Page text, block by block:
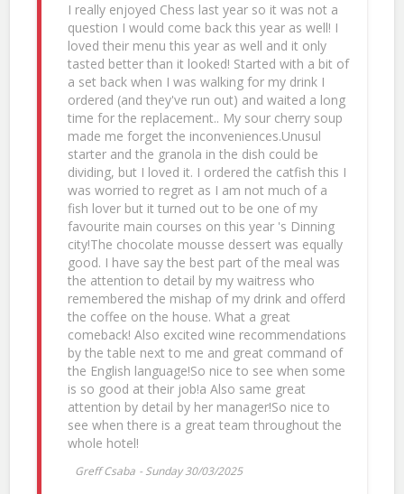
I really enjoyed Chess last year so it was not a
question I would come back this year as well! I
loved their menu this year as well and it only
tasted better than it looked! Started with a bit of
a set back when I was walking for my drink I
ordered (and they've run out) and waited a long
time for the replacement.. My sour cherry soup
made me forget the inconveniences.Unusul
starter and the granola in the dish could be
dividing, but I loved it. I ordered the catfish this I
was worried to regret as I am not much of a
fish lover but it turned out to be one of my
favourite main courses on this year 's Dinning
city!The chocolate mousse dessert was equally
good. I have say the best part of the meal was
the attention to detail by my waitress who
remembered the mishap of my drink and offerd
the coffee on the house. What a great
comeback! Also excited wine recommendations
by the table next to me and great command of
the English language!So nice to see when some
is so good at their job!a Also same great
attention by detail by her manager!So nice to
see when there is a great team throughout the
whole hotel!
Greff Csaba - Sunday 30/03/2025